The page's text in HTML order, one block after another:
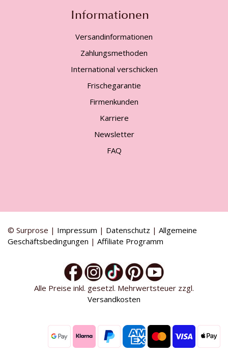
Informationen
Versandinformationen
Zahlungsmethoden
International verschicken
Frischegarantie
Firmenkunden
Karriere
Newsletter
FAQ
© Surprose | Impressum | Datenschutz | Allgemeine
Geschäftsbedingungen | Affiliate Programm
Alle Preise inkl. gesetzl. Mehrwertsteuer zzgl.
Versandkosten